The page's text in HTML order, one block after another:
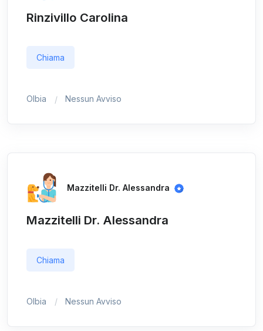
Rinzivillo Carolina
Chiama
Olbia Nessun Avviso
Mazzitelli Dr. Alessandra
Mazzitelli Dr. Alessandra
Chiama
Olbia Nessun Avviso